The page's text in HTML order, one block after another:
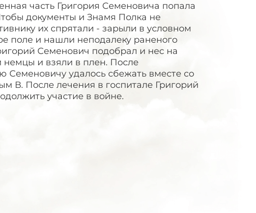
часть Григория Семеновича попала
документы и Знамя Полка не
их спрятали - зарыли в условном
поле и нашли неподалеку раненого
Семенович подобрал и нес на
немцы и взяли в плен. После
Семеновичу удалось сбежать вместе со
В. После лечения в госпитале Григорий
участие в войне.